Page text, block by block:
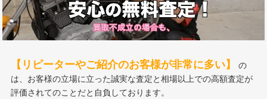
【リピーターやご紹介のお客様が非常に多い】
は、お客様の立場に立った誠実な査定と相場以上での高額査定が
評価されてのことだと自負しております。